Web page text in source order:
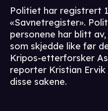
Politiet har registrert
«Savnetregister».
personene har blitt
som skjedde like før
Kripos-etterforsker
reporter Kristian
disse sakene.